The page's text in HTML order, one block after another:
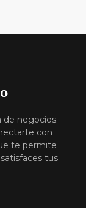
de negocios.
con
te permite
tus